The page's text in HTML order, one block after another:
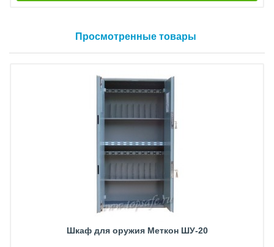
Просмотренные товары
Шкаф для оружия Меткон ШУ-20